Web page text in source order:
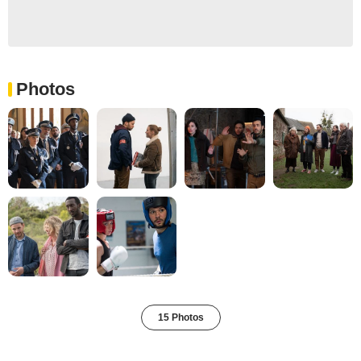
Photos
15 Photos